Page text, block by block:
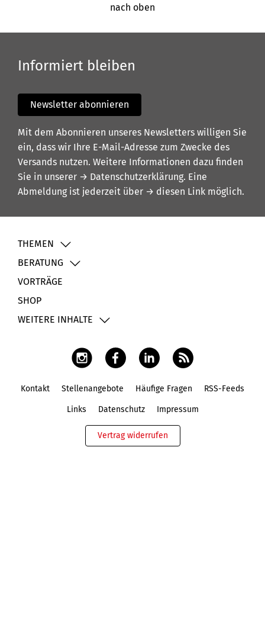
nach oben
Informiert bleiben
Newsletter abonnieren
Mit dem Abonnieren unseres Newsletters willigen Sie
ein, dass wir Ihre E-Mail-Adresse zum Zwecke des
Versands nutzen. Weitere Informationen dazu finden
Sie in unserer → Datenschutzerklärung. Eine
Abmeldung ist jederzeit über → diesen Link möglich.
THEMEN
BERATUNG
VORTRÄGE
SHOP
WEITERE INHALTE
Kontakt Stellenangebote Häufige Fragen RSS-Feeds
Links Datenschutz Impressum
Vertrag widerrufen